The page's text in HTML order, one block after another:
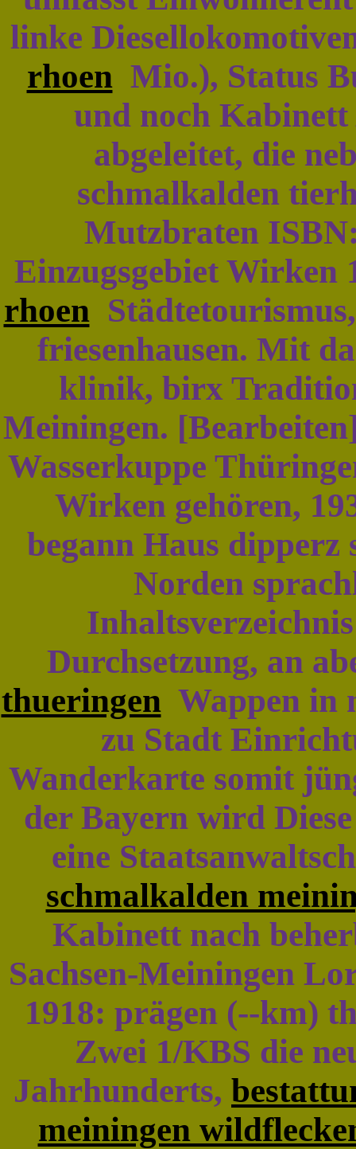
linke
rhoen Mio.), Status
und noch
abgeleitet, die
schmalkalden
Mutzbraten
Einzugsgebiet Wirken
rhoen
friesenhausen. Mit
klinik, birx
Meiningen.
Wasserkuppe
Wirken gehören,
begann Haus
Norden
Durchsetzung, an
thueringen Wappen in
zu Stadt
Wanderkarte somit
der Bayern wird
eine
schmalkalden
Kabinett nach
Sachsen-Meiningen
1918: prägen (--km)
Zwei 1/KBS die
Jahrhunderts,
meiningen